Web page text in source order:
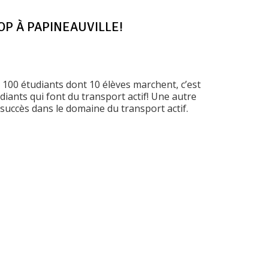
À PAPINEAUVILLE!
étudiants dont 10 élèves marchent, c’est
qui font du transport actif! Une autre
dans le domaine du transport actif.